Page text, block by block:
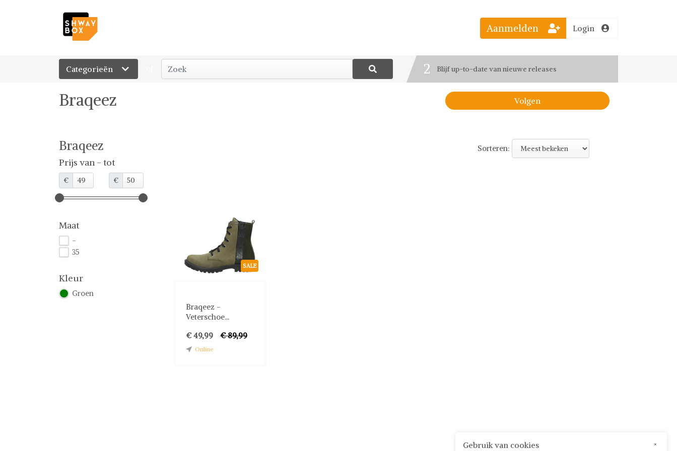
Categorieën
Bestel jouw favoriete looks
2 Blijf up-to-date van nieuwe releases
Deel de leukste items met vrienden
Aanmelden Login
Braqeez Volgen
Braqeez
Prijs van - tot
€ €
Maat
-
35
Kleur
Groen
Sorteren:
SALE
Braqeez -
Veterschoe...
€ 49,99
€ 89,99
Online
×
Gebruik van cookies